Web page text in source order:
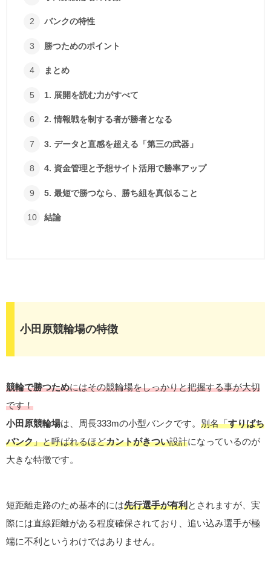
バンクの特性
勝つためのポイント
まとめ
1. 展開を読む力がすべて
2. 情報戦を制する者が勝者となる
3. データと直感を超える「第三の武器」
4. 資金管理と予想サイト活用で勝率アップ
5. 最短で勝つなら、勝ち組を真似ること
結論
小田原競輪場の特徴
競輪で勝つためにはその競輪場をしっかりと把握する事が大切
です！
小田原競輪場は、周長333mの小型バンクです。 別名「すりばち
バンク」と呼ばれるほどカントがきつい設計になっているのが
大きな特徴です。
短距離走路のため基本的には先行選手が有利とされますが、実
際には直線距離がある程度確保されており、追い込み選手が極
端に不利というわけではありません。